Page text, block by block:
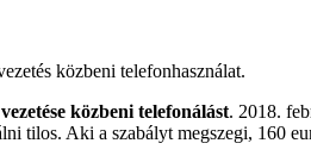
közbeni telefonhasználat.
közbeni telefonálást. 2018.
tilos. Aki a szabályt megszegi, 160